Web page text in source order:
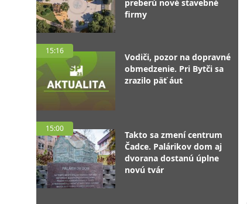
preberú nové stavebné
firmy
15:16
Vodiči, pozor na dopravné
obmedzenie. Pri Bytči sa
zrazilo päť áut
15:00
Takto sa zmení centrum
Čadce. Palárikov dom aj
dvorana dostanú úplne
novú tvár